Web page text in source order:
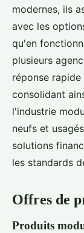
modernes, ils
avec les
qu'en
plusieurs
réponse rapide
consolidant
l'industrie
neufs et
solutions
les standards
Offres de
Produits